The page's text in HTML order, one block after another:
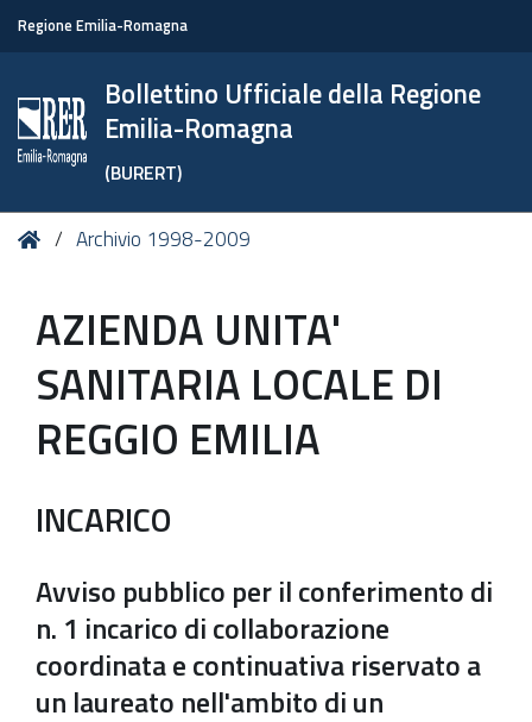
Regione Emilia-Romagna
Bollettino Ufficiale della Regione
Emilia-Romagna
(BURERT)
Tu HomeArchivio 1998-2009
AZIENDA UNITA'
SANITARIA LOCALE DI
REGGIO EMILIA
INCARICO
Avviso pubblico per il conferimento di
n. 1 incarico di collaborazione
coordinata e continuativa riservato a
un laureato nell'ambito di un